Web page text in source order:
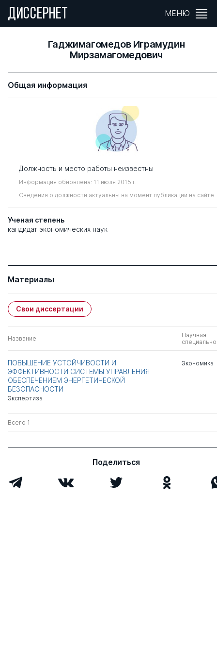
ДИССЕРНЕТ МЕНЮ
Гаджимагомедов Играмудин
Мирзамагомедович
Общая информация
Должность и место работы неизвестны
Информация обновлена: 11 июля 2015 г.
Сведения о должности актуальны на момент публикации на сайте
Ученая степень
кандидат экономических наук
Материалы
Свои диссертации
Название
Научная
ПОВЫШЕНИЕ УСТОЙЧИВОСТИ И
ЭФФЕКТИВНОСТИ СИСТЕМЫ УПРАВЛЕНИЯ
ОБЕСПЕЧЕНИЕМ ЭНЕРГЕТИЧЕСКОЙ
БЕЗОПАСНОСТИ
Экспертиза
Экономика
Всего 1
Поделиться